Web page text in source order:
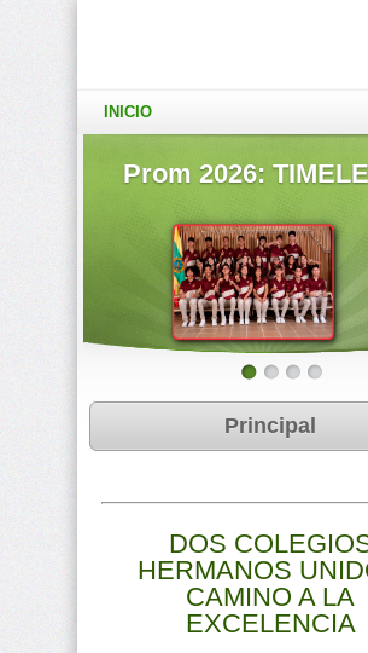
INICIO
2026: TIMELESS
Principal
DOS
HERMANOS
CAMINO A LA
EXCELENCIA